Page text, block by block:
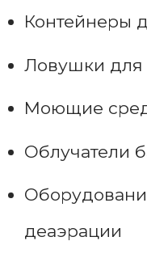
Контейнеры
Ловушки для
Моющие
Облучатели
деаэрации